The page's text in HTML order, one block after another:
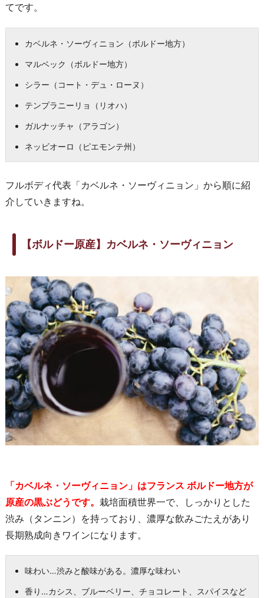
てです。
カベルネ・ソーヴィニョン（ボルドー地方）
マルベック（ボルドー地方）
シラー（コート・デュ・ローヌ）
テンプラニーリョ（リオハ）
ガルナッチャ（アラゴン）
ネッビオーロ（ピエモンテ州）
フルボディ代表「カベルネ・ソーヴィニョン」から順に紹
介していきますね。
【ボルドー原産】カベルネ・ソーヴィニョン
「カベルネ・ソーヴィニョン」はフランス ボルドー地方が
原産の黒ぶどうです。 栽培面積世界一で、しっかりとした
渋み（タンニン）を持っており、濃厚な飲みごたえがあり
長期熟成向きワインになります。
味わい…渋みと酸味がある。濃厚な味わい
香り…カシス、ブルーベリー、チョコレート、スパイスなど